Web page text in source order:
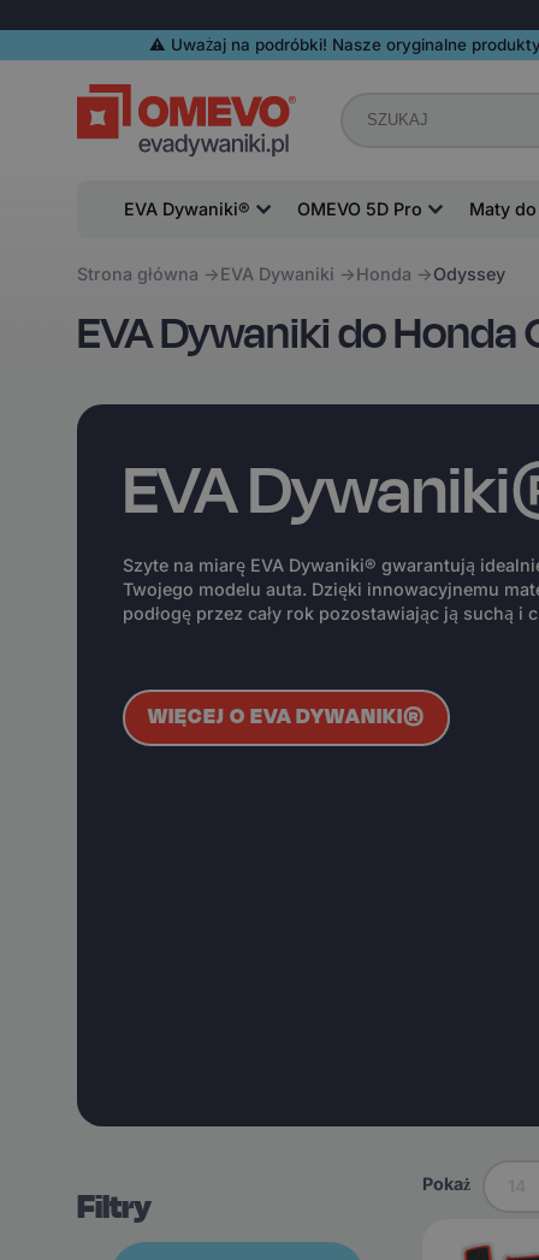
⚠️️ Uważaj na podróbki! Nasze oryginalne
EVA Dywaniki® OMEVO 5D Pro Maty
Strona główna EVA Dywaniki Honda Odyssey
EVA Dywaniki do Honda
EVA
Szyte na miarę EVA Dywaniki® gwarantują
Twojego modelu auta. Dzięki innowacyjnemu
podłogę przez cały rok pozostawiając ją suchą i
WIĘCEJ O EVA DYWANIKI®
Filtry Pokaż